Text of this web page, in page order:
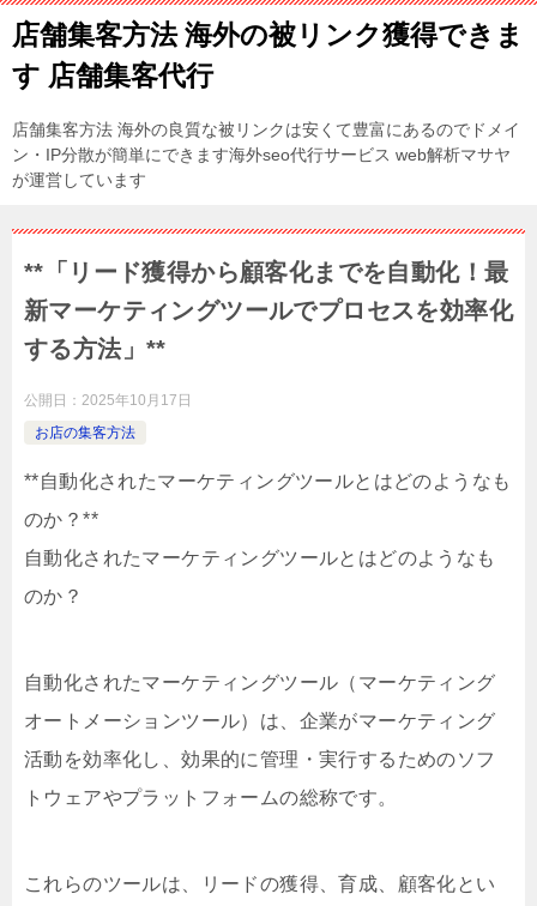
店舗集客方法 海外の被リンク獲得できま
す 店舗集客代行
店舗集客方法 海外の良質な被リンクは安くて豊富にあるのでドメイ
ン・IP分散が簡単にできます海外seo代行サービス web解析マサヤ
が運営しています
**「リード獲得から顧客化までを自動化！最
新マーケティングツールでプロセスを効率化
する方法」**
公開日： 2025年10月17日
お店の集客方法
**自動化されたマーケティングツールとはどのようなも
のか？**
自動化されたマーケティングツールとはどのようなも
のか？
自動化されたマーケティングツール（マーケティング
オートメーションツール）は、企業がマーケティング
活動を効率化し、効果的に管理・実行するためのソフ
トウェアやプラットフォームの総称です。
これらのツールは、リードの獲得、育成、顧客化とい